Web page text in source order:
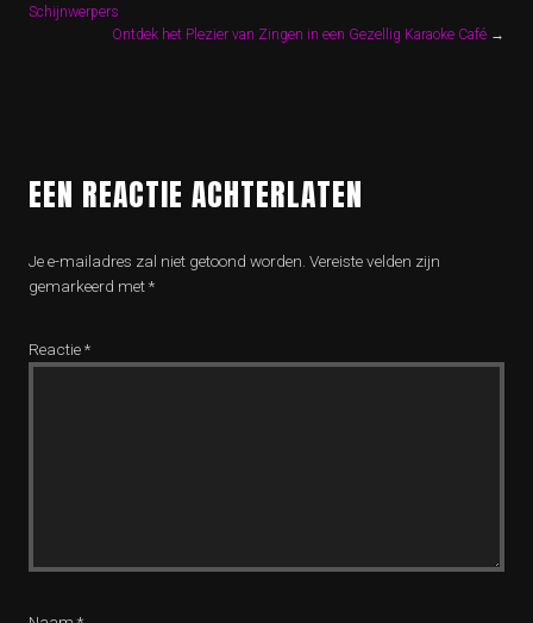
Schijnwerpers
Ontdek het Plezier van Zingen in een Gezellig Karaoke Café →
EEN REACTIE ACHTERLATEN
Je e-mailadres zal niet getoond worden. Vereiste velden zijn
gemarkeerd met*
Reactie*